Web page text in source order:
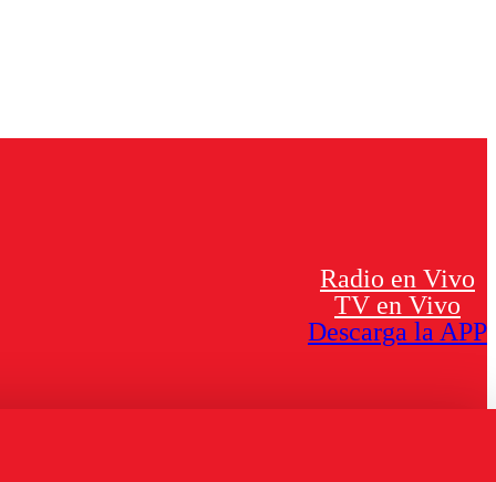
Radio en Vivo
TV en Vivo
Descarga la APP